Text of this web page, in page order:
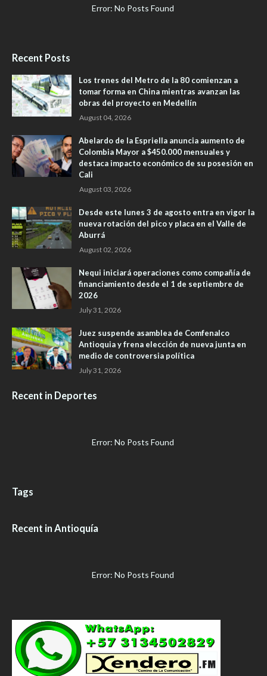
Error: No Posts Found
Recent Posts
Los trenes del Metro de la 80 comienzan a
tomar forma en China mientras avanzan las
obras del proyecto en Medellín
August 04, 2026
Abelardo de la Espriella anuncia aumento de
Colombia Mayor a $450.000 mensuales y
destaca impacto económico de su posesión en
Cali
August 03, 2026
Desde este lunes 3 de agosto entra en vigor la
nueva rotación del pico y placa en el Valle de
Aburrá
August 02, 2026
Nequi iniciará operaciones como compañía de
financiamiento desde el 1 de septiembre de
2026
July 31, 2026
Juez suspende asamblea de Comfenalco
Antioquia y frena elección de nueva junta en
medio de controversia política
July 31, 2026
Recent in Deportes
Error: No Posts Found
Tags
Recent in Antioquía
Error: No Posts Found